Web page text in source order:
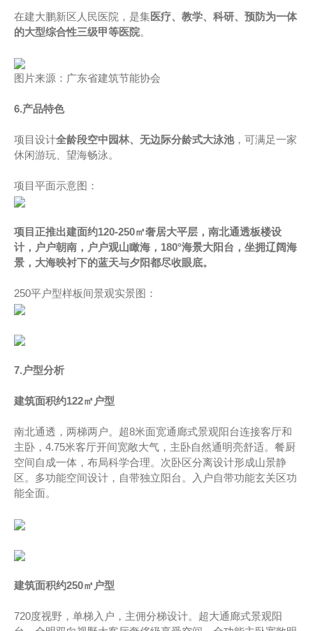
在建大鹏新区人民医院，是集医疗、教学、科研、预防为一体
的大型综合性三级甲等医院。
图片来源：广东省建筑节能协会
6.产品特色
项目设计全龄段空中园林、无边际分龄式大泳池，可满足一家
休闲游玩、望海畅泳。
项目平面示意图：
项目正推出建面约120-250㎡奢居大平层，南北通透板楼设
计，户户朝南，户户观山瞰海，180°海景大阳台，坐拥辽阔海
景，大海映衬下的蓝天与夕阳都尽收眼底。
250平户型样板间景观实景图：
7.户型分析
建筑面积约122㎡户型
南北通透，两梯两户。超8米面宽通廊式景观阳台连接客厅和
主卧，4.75米客厅开间宽敞大气，主卧自然通明亮舒适。餐厨
空间自成一体，布局科学合理。次卧区分离设计形成山景静
区。多功能空间设计，自带独立阳台。入户自带功能玄关区功
能全面。
建筑面积约250㎡户型
720度视野，单梯入户，主佣分梯设计。超大通廊式景观阳